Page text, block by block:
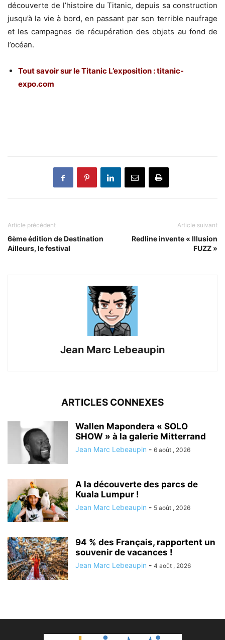
découverte de l’histoire du Titanic, depuis sa construction
jusqu’à la vie à bord, en passant par son terrible naufrage
et les campagnes de récupération des objets au fond de
l’océan.
Tout savoir sur le Titanic L’exposition :titanic-
expo.com
Article précédent
6ème édition de Destination
Ailleurs, le festival
Article suivant
Redline invente « Illusion
FUZZ »
Jean Marc Lebeaupin
ARTICLES CONNEXES
Wallen Mapondera « SOLO
SHOW » à la galerie Mitterrand
Jean Marc Lebeaupin - 6 août , 2026
A la découverte des parcs de
Kuala Lumpur !
Jean Marc Lebeaupin - 5 août , 2026
94 % des Français, rapportent un
souvenir de vacances !
Jean Marc Lebeaupin - 4 août , 2026